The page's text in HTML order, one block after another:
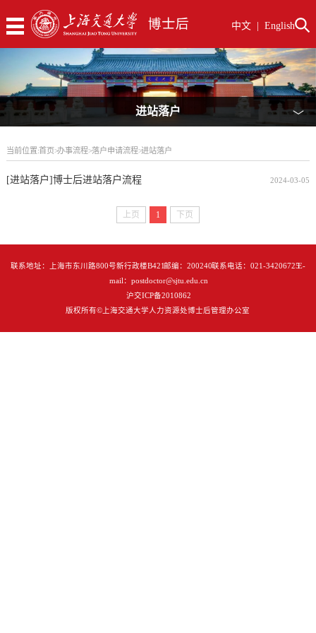
中文 English
进站落户 ﹀
当前位置:首页>办事流程>落户申请流程>进站落户
[进站落户]博士后进站落户流程 2024-03-05
上页 1 下页
联系地址：上海市东川路800号新行政楼B421 邮编：200240 联系电话：021-34206725 E-
mail：postdoctor@sjtu.edu.cn
沪交ICP备2010862
版权所有©上海交通大学人力资源处博士后管理办公室